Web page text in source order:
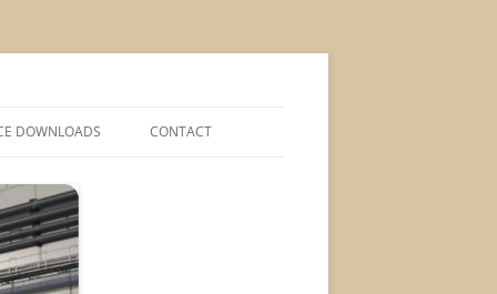
DOWNLOADS CONTACT